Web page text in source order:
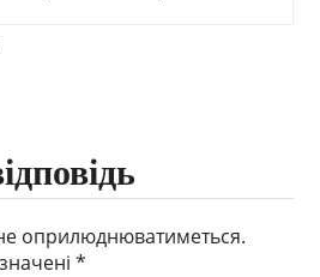
оприлюднюватиметься.
*